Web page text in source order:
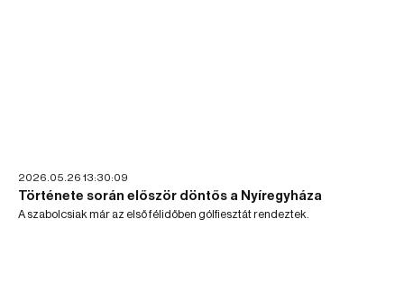
2026.05.26 13:30:09
Története során először döntős a Nyíregyháza
A szabolcsiak már az első félidőben gólfiesztát rendeztek.